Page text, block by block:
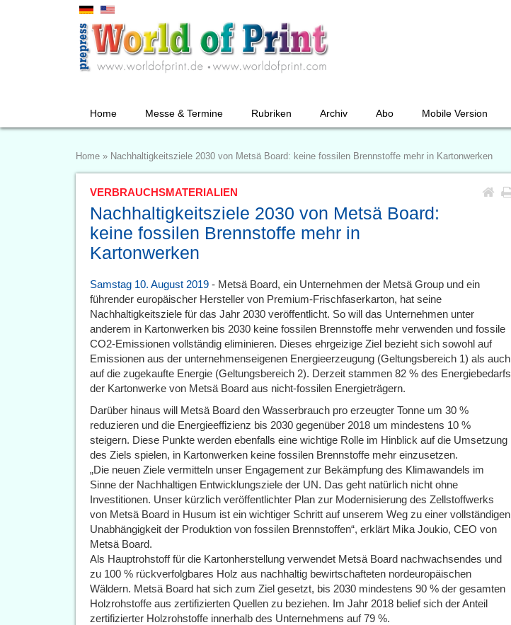
Home Messe & Termine Rubriken Archiv Abo Mobile Version
Home » Nachhaltigkeitsziele 2030 von Metsä Board: keine fossilen Brennstoffe mehr in Kartonwerken
VERBRAUCHSMATERIALIEN
Nachhaltigkeitsziele 2030 von Metsä Board:
keine fossilen Brennstoffe mehr in
Kartonwerken
Samstag 10. August 2019 - Metsä Board, ein Unternehmen der Metsä Group und ein
führender europäischer Hersteller von Premium-Frischfaserkarton, hat seine
Nachhaltigkeitsziele für das Jahr 2030 veröffentlicht. So will das Unternehmen unter
anderem in Kartonwerken bis 2030 keine fossilen Brennstoffe mehr verwenden und fossile
CO2-Emissionen vollständig eliminieren. Dieses ehrgeizige Ziel bezieht sich sowohl auf
Emissionen aus der unternehmenseigenen Energieerzeugung (Geltungsbereich 1) als auch
auf die zugekaufte Energie (Geltungsbereich 2). Derzeit stammen 82 % des Energiebedarfs
der Kartonwerke von Metsä Board aus nicht-fossilen Energieträgern.
Darüber hinaus will Metsä Board den Wasserbrauch pro erzeugter Tonne um 30 %
reduzieren und die Energieeffizienz bis 2030 gegenüber 2018 um mindestens 10 %
steigern. Diese Punkte werden ebenfalls eine wichtige Rolle im Hinblick auf die Umsetzung
des Ziels spielen, in Kartonwerken keine fossilen Brennstoffe mehr einzusetzen.
„Die neuen Ziele vermitteln unser Engagement zur Bekämpfung des Klimawandels im
Sinne der Nachhaltigen Entwicklungsziele der UN. Das geht natürlich nicht ohne
Investitionen. Unser kürzlich veröffentlichter Plan zur Modernisierung des Zellstoffwerks
von Metsä Board in Husum ist ein wichtiger Schritt auf unserem Weg zu einer vollständigen
Unabhängigkeit der Produktion von fossilen Brennstoffen“, erklärt Mika Joukio, CEO von
Metsä Board.
Als Hauptrohstoff für die Kartonherstellung verwendet Metsä Board nachwachsendes und
zu 100 % rückverfolgbares Holz aus nachhaltig bewirtschafteten nordeuropäischen
Wäldern. Metsä Board hat sich zum Ziel gesetzt, bis 2030 mindestens 90 % der gesamten
Holzrohstoffe aus zertifizierten Quellen zu beziehen. Im Jahr 2018 belief sich der Anteil
zertifizierter Holzrohstoffe innerhalb des Unternehmens auf 79 %.